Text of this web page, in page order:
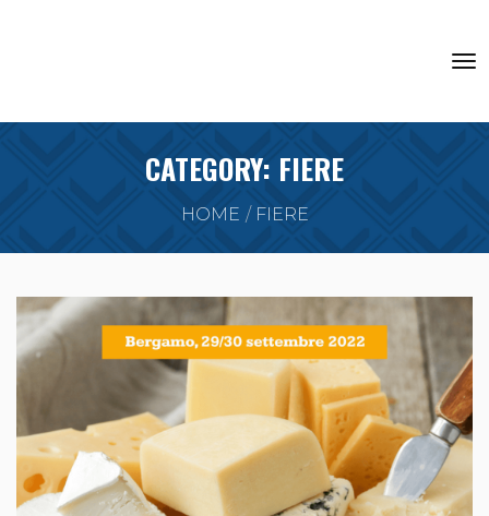
CATEGORY: FIERE
HOME FIERE